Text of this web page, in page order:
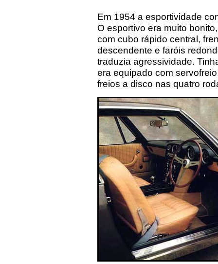
Em 1954 a esportividade
O esportivo era muito
com cubo rápido central,
descendente e faróis
traduzia agressividade.
era equipado com
freios a disco nas quatro